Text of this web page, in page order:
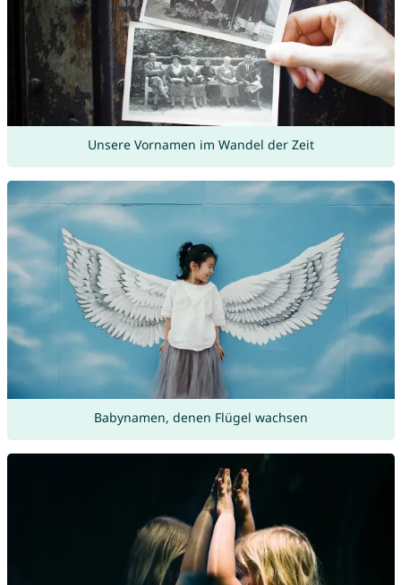
Unsere Vornamen im Wandel der Zeit
Babynamen, denen Flügel wachsen